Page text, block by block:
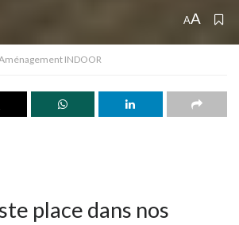
AA
INDOOR
place dans nos